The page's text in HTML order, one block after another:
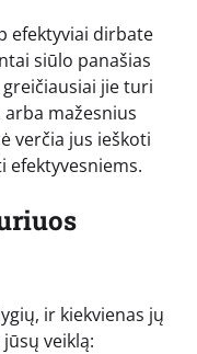
efektyviai dirbate
siūlo panašias
jie turi
mažesnius
verčia jus ieškoti
ir kiekvienas jų
veiklą: